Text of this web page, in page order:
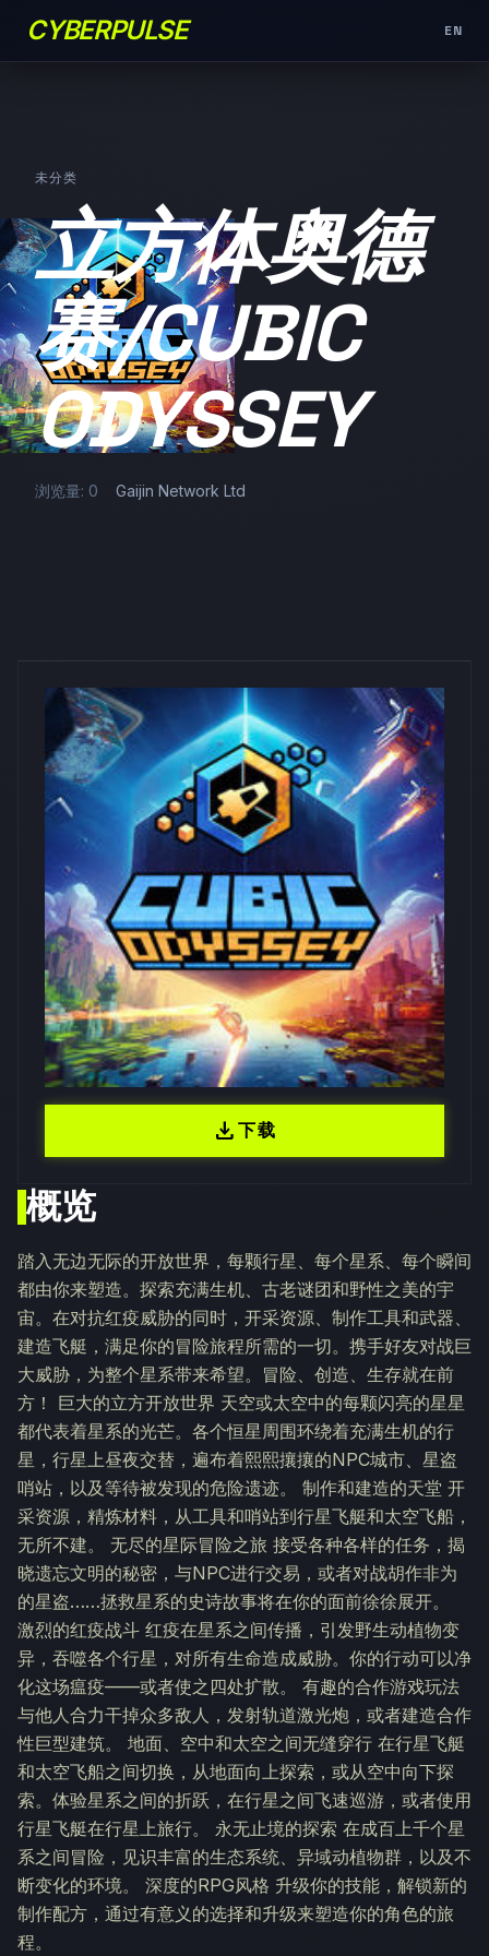
CYBERPULSE EN
未分类
立方体奥德
赛/CUBIC
ODYSSEY
浏览量: 0 Gaijin Network Ltd
概览
踏入无边无际的开放世界，每颗行星、每个星系、每个瞬间
都由你来塑造。探索充满生机、古老谜团和野性之美的宇
宙。在对抗红疫威胁的同时，开采资源、制作工具和武器、
建造飞艇，满足你的冒险旅程所需的一切。携手好友对战巨
大威胁，为整个星系带来希望。冒险、创造、生存就在前
方！ 巨大的立方开放世界 天空或太空中的每颗闪亮的星星
都代表着星系的光芒。各个恒星周围环绕着充满生机的行
星，行星上昼夜交替，遍布着熙熙攘攘的NPC城市、星盗
哨站，以及等待被发现的危险遗迹。 制作和建造的天堂 开
采资源，精炼材料，从工具和哨站到行星飞艇和太空飞船，
无所不建。 无尽的星际冒险之旅 接受各种各样的任务，揭
晓遗忘文明的秘密，与NPC进行交易，或者对战胡作非为
的星盗……拯救星系的史诗故事将在你的面前徐徐展开。
激烈的红疫战斗 红疫在星系之间传播，引发野生动植物变
异，吞噬各个行星，对所有生命造成威胁。你的行动可以净
化这场瘟疫——或者使之四处扩散。 有趣的合作游戏玩法
与他人合力干掉众多敌人，发射轨道激光炮，或者建造合作
性巨型建筑。 地面、空中和太空之间无缝穿行 在行星飞艇
和太空飞船之间切换，从地面向上探索，或从空中向下探
索。体验星系之间的折跃，在行星之间飞速巡游，或者使用
行星飞艇在行星上旅行。 永无止境的探索 在成百上千个星
系之间冒险，见识丰富的生态系统、异域动植物群，以及不
断变化的环境。 深度的RPG风格 升级你的技能，解锁新的
制作配方，通过有意义的选择和升级来塑造你的角色的旅
程。
download下载